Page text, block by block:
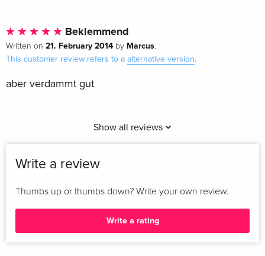
Beklemmend
Written on 21. February 2014 by Marcus.
This customer review refers to a alternative version.
aber verdammt gut
Show all reviews
Write a review
Thumbs up or thumbs down? Write your own review.
Write a rating